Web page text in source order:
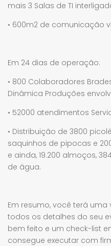
mais 3 Salas de TI
• 600m2 de comunicação
Em 24 dias de operação:
• 800 Colaboradores
Dinâmica Produções
• 52000 atendimentos
• Distribuição de 3800
saquinhos de pipocas e
e ainda, 19.200 almoços,
de água.
Em resumo, você terá
todos os detalhes do seu
bem feito e um check-list
consegue executar com